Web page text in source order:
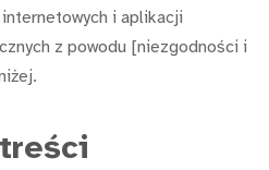
i aplikacji
z powodu [niezgodności i